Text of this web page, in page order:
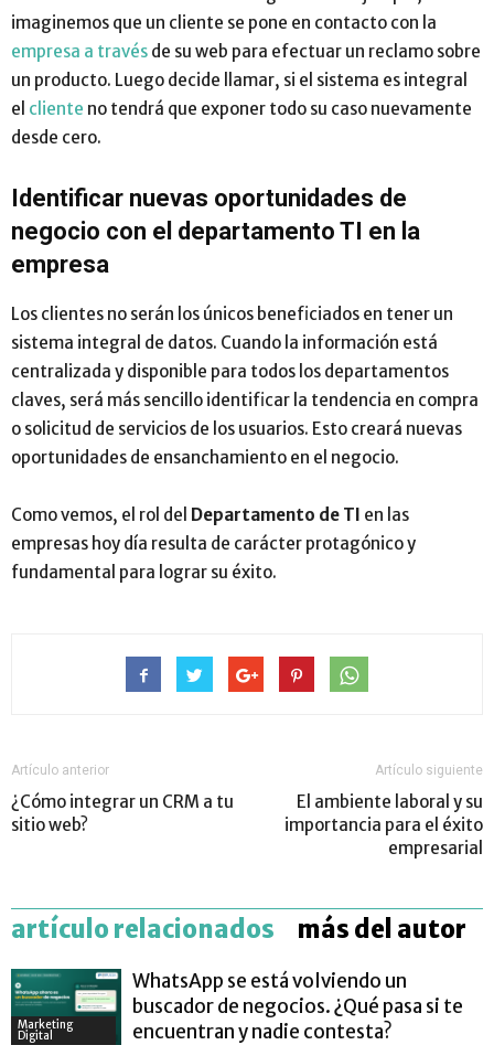
imaginemos que un cliente se pone en contacto con la
empresa a través de su web para efectuar un reclamo sobre
un producto. Luego decide llamar, si el sistema es integral
el cliente no tendrá que exponer todo su caso nuevamente
desde cero.
Identificar nuevas oportunidades de
negocio con el departamento TI en la
empresa
Los clientes no serán los únicos beneficiados en tener un
sistema integral de datos. Cuando la información está
centralizada y disponible para todos los departamentos
claves, será más sencillo identificar la tendencia en compra
o solicitud de servicios de los usuarios. Esto creará nuevas
oportunidades de ensanchamiento en el negocio.
Como vemos, el rol del Departamento de TI en las
empresas hoy día resulta de carácter protagónico y
fundamental para lograr su éxito.
Artículo anterior
¿Cómo integrar un CRM a tu
sitio web?
Artículo siguiente
El ambiente laboral y su
importancia para el éxito
empresarial
artículo relacionados más del autor
Marketing
Digital
WhatsApp se está volviendo un
buscador de negocios. ¿Qué pasa si te
encuentran y nadie contesta?